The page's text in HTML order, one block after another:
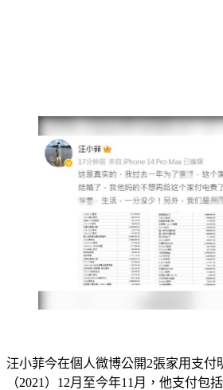
（2021）12月至今年11月，他支付包
在瑞士念書租房費用、司機加班費、